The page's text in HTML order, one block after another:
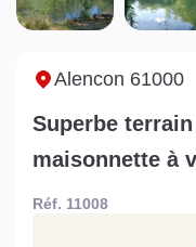
Sarthe pour booster
vente
Alencon 61000
Superbe
maisonnette à
Réf. 11008